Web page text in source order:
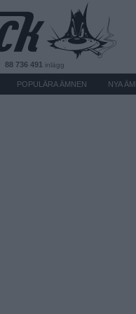
88 736 491 inlägg
POPULÄRA ÄMNEN NYA